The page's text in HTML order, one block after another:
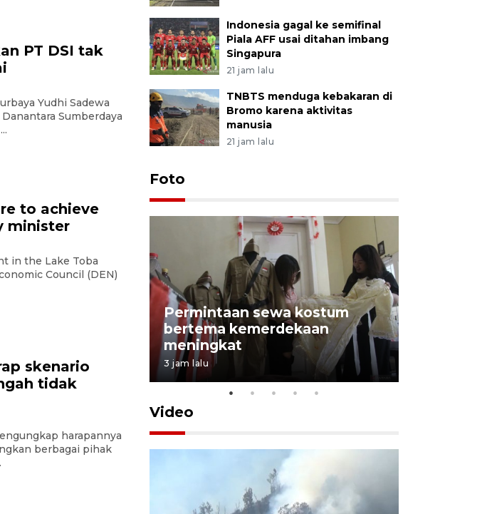
PT DSI tak
Yudhi Sadewa
Sumberdaya
to achieve
minister
in the Lake Toba
Council (DEN)
skenario
tidak
harapannya
berbagai pihak
Indonesia gagal ke semifinal
Piala AFF usai ditahan imbang
Singapura
21 jam lalu
TNBTS menduga kebakaran di
Bromo karena aktivitas
manusia
21 jam lalu
Foto
Permintaan sewa kostum
bertema kemerdekaan
meningkat
3 jam lalu
Video